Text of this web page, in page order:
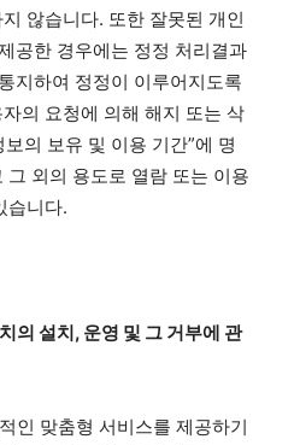
않습니다. 또한 잘못된 개인
공한 경우에는 정정 처리결과
지하여 정정이 이루어지도록
의 요청에 의해 해지 또는 삭
의 보유 및 이용 기간”에 명
외의 용도로 열람 또는 이용
습니다.
의 설치, 운영 및 그 거부에 관
인 맞춤형 서비스를 제공하기